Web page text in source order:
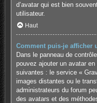
d’avatar qui est bien
utilisateur.
Haut
Comment puis-je afficher
Dans le panneau de
pouvez ajouter un avatar
suivantes : le service «
images distantes ou le
administrateurs du forum
des avatars et des